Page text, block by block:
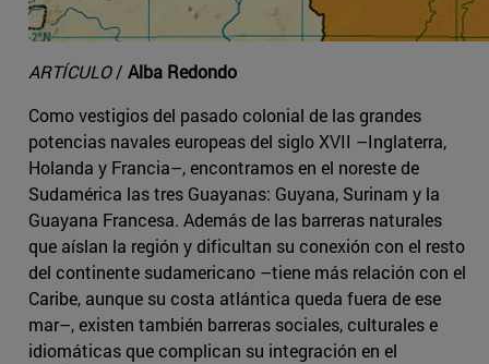
ARTÍCULO/ Alba Redondo
Como vestigios del pasado colonial de las grandes
potencias navales europeas del siglo XVII –Inglaterra,
Holanda y Francia–, encontramos en el noreste de
Sudamérica las tres Guayanas: Guyana, Surinam y la
Guayana Francesa. Además de las barreras naturales
que aíslan la región y dificultan su conexión con el resto
del continente sudamericano –tiene más relación con el
Caribe, aunque su costa atlántica queda fuera de ese
mar–, existen también barreras sociales, culturales e
idiomáticas que complican su integración en el